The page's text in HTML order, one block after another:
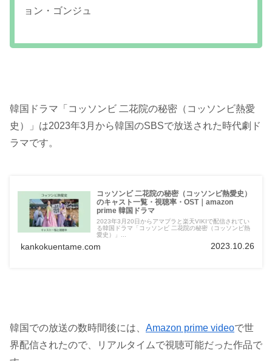
ョン・ゴンジュ
韓国ドラマ「コッソンビ 二花院の秘密（コッソンビ熱愛
史）」は2023年3月から韓国のSBSで放送された時代劇ド
ラマです。
コッソンビ 二花院の秘密（コッソンビ熱愛史）
のキャスト一覧・視聴率・OST｜amazon
prime 韓国ドラマ
2023年3月20日からアマプラと楽天VIKIで配信されてい
る韓国ドラマ「コッソンビ 二花院の秘密（コッソンビ熱
愛史）」...
kankokuentame.com 2023.10.26
韓国での放送の数時間後には、 Amazon prime videoで世
界配信されたので、リアルタイムで視聴可能だった作品で